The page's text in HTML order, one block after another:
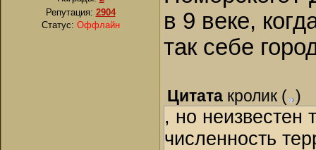
Репутация: 2904
Статус: Оффлайн
в 9 веке,
так себе
Цитата кролик ( )
, но неизвестен
численность